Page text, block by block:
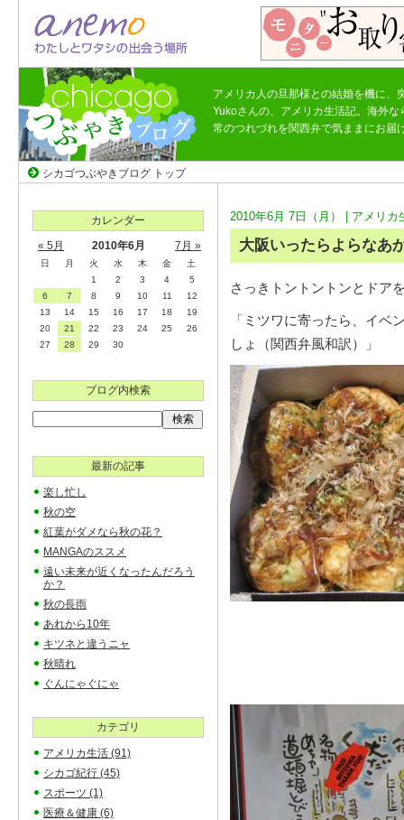
アメリカ人の旦那様との結婚を機に、
Yukoさんの、アメリカ生活記。海外
常のつれづれを関西弁で気ままにお届
シカゴつぶやきブログ トップ
2010年6月 7日（月） | アメリカ
大阪いったらよらなあ
さっきトントントンとドア
「ミツワに寄ったら、イベ
しょ（関西弁風和訳）」
カレンダー
« 5月
2010年6月 7月 »
日 月 火 水 木 金
土
1
2 3 4
5
6
7 8 9 10 11
12
13
14 15 16 17 18
19
20
21 22 23 24 25
26
27
28 29 30
ブログ内検索
最新の記事
楽し忙し
秋の空
紅葉がダメなら秋の花？
MANGAのススメ
遠い未来が近くなったんだろう
か？
秋の長雨
あれから10年
キツネと違うニャ
秋晴れ
ぐんにゃぐにゃ
カテゴリ
アメリカ生活 (91)
シカゴ紀行 (45)
スポーツ (1)
医療＆健康 (6)